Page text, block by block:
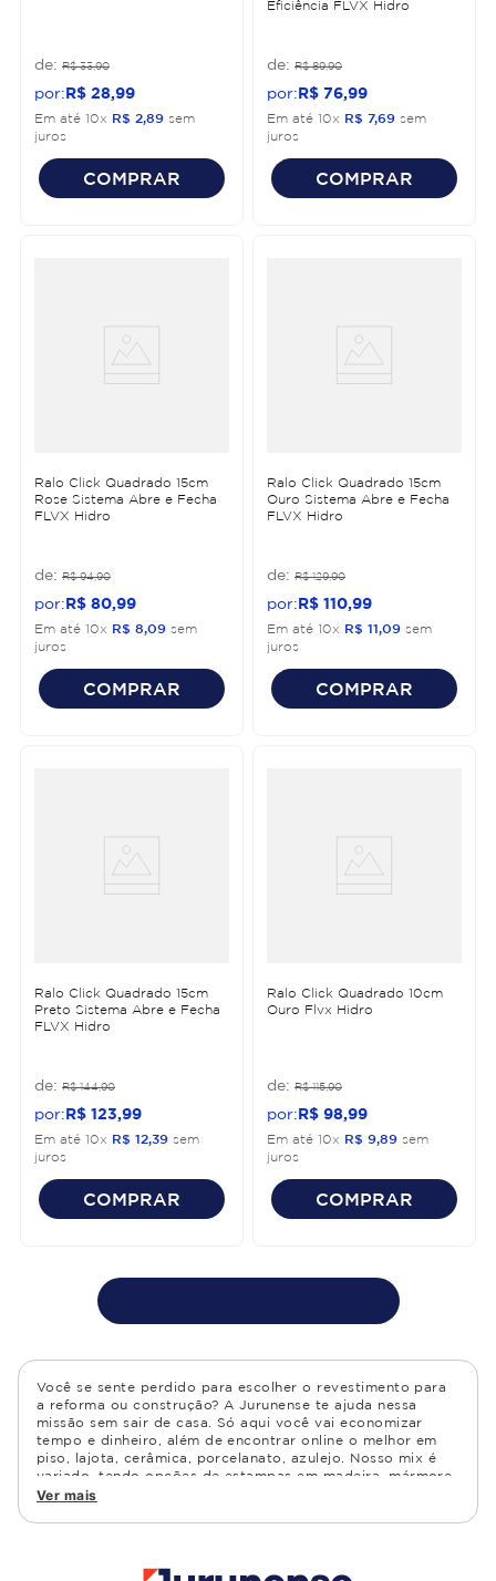
R$ 33,90
R$ 28 99
Em até 10x R$ 2 89 sem
juros
COMPRAR
Eficiência FLVX Hidro
R$ 89,90
R$ 76 99
Em até 10x R$ 7,69 sem
juros
COMPRAR
Ralo Click Quadrado 15cm
Rose Sistema Abre e Fecha
FLVX Hidro
R$ 94,90
R$ 80 99
Em até 10x R$ 8 09 sem
juros
COMPRAR
Ralo Click Quadrado 15cm
Ouro Sistema Abre e Fecha
FLVX Hidro
R$ 129,90
R$ 110 99
Em até 10x R$ 11 09 sem
juros
COMPRAR
Ralo Click Quadrado 15cm
Preto Sistema Abre e Fecha
FLVX Hidro
R$ 144,90
R$ 123 99
Em até 10x R$ 12 39 sem
juros
COMPRAR
Ralo Click Quadrado 10cm
Ouro Flvx Hidro
R$ 115,90
R$ 98 99
Em até 10x R$ 9 89 sem
juros
COMPRAR
Você se sente perdido para escolher o revestimento para
a reforma ou construção? A Jurunense te ajuda nessa
missão sem sair de casa. Só aqui você vai economizar
tempo e dinheiro, além de encontrar online o melhor em
piso, lajota, cerâmica, porcelanato, azulejo. Nosso mix é
variado, tendo opções de estampas em madeira, mármore,
granito, cimento, geométrico, e muito mais Confira as
cozinha, quarto, sala de estar.
Ver mais